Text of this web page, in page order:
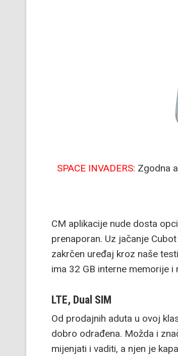
SPACE INVADERS: Zgodna
CM aplikacije nude dosta
prenaporan. Uz jačanje
zakrčen uređaj kroz naše
ima 32 GB interne memorije
LTE, Dual SIM
Od prodajnih aduta u ovoj
dobro odrađena. Možda i
mijenjati i vaditi, a njen je